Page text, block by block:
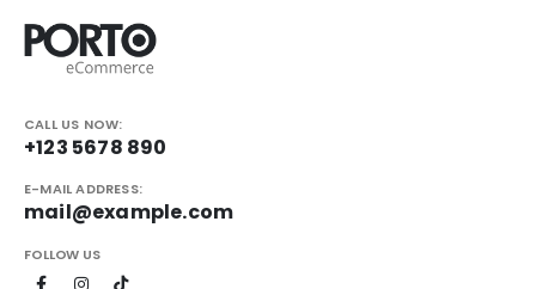
CALL US NOW:
+123 5678 890
E-MAIL ADDRESS:
mail@example.com
FOLLOW US